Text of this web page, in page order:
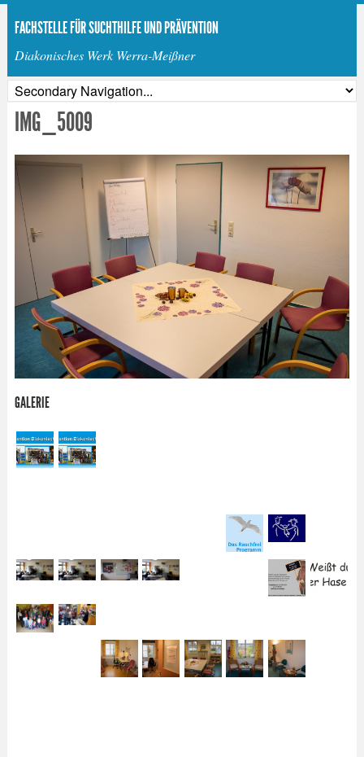
FACHSTELLE FÜR SUCHTHILFE UND PRÄVENTION
Diakonisches Werk Werra-Meißner
IMG_5009
GALERIE